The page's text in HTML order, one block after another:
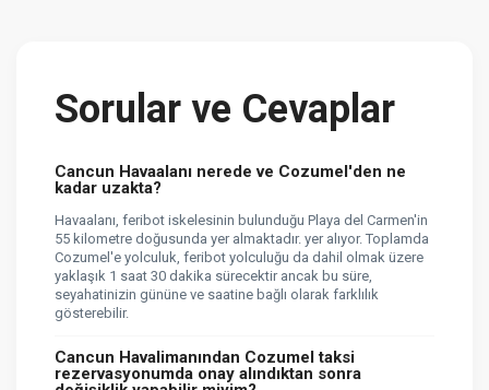
Sorular ve Cevaplar
Cancun Havaalanı nerede ve Cozumel'den ne
kadar uzakta?
Havaalanı, feribot iskelesinin bulunduğu Playa del Carmen'in
55 kilometre doğusunda yer almaktadır. yer alıyor. Toplamda
Cozumel'e yolculuk, feribot yolculuğu da dahil olmak üzere
yaklaşık 1 saat 30 dakika sürecektir ancak bu süre,
seyahatinizin gününe ve saatine bağlı olarak farklılık
gösterebilir.
Cancun Havalimanından Cozumel taksi
rezervasyonumda onay alındıktan sonra